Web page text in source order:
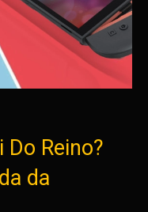
Do Reino?
da